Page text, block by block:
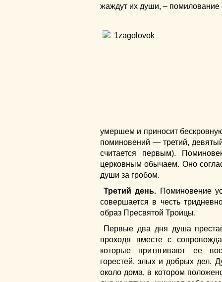
жаждут их души, – помилование
умершем и приносит
поминовений — третий,
считается первым).
церковным обычаем. Оно
души за гробом.
Третий день. Поминовение
совершается в честь
образ Пресвятой Троицы.
Первые два дня душа
проходя вместе с
которые притягивают ее
горестей, злых и добрых дел.
около дома, в котором